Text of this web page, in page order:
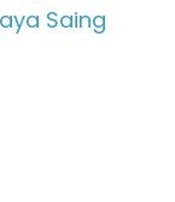
Saing